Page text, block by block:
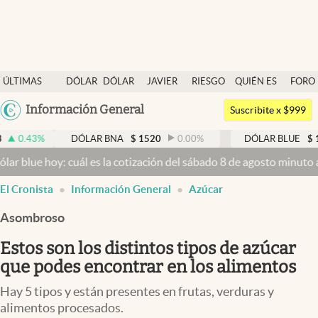
ÚLTIMAS
NOTICIAS
DÓLAR
DÓLAR
JAVIER
RIESGO
QUIÉN ES
QUIÉN
FORO
Argentina
México
Información General
Dólar
Members
Economía y Política
Finanzas y Mercados
Mercados Online
Negocios
Columnistas
Otras secciones
Apertura
Suscribite x $999
DÓLAR BNA $ 1520 0.00% DÓLAR BLUE $ 1525 -
cuál es la cotización del sábado 8 de agosto minuto a minuto
El Cronista Información General Azúcar
Asombroso
Estos son los distintos tipos de azúcar
que podes encontrar en los alimentos
Hay 5 tipos y están presentes en frutas, verduras y
alimentos procesados.